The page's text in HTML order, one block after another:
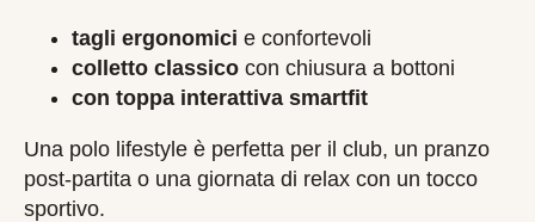
tagli ergonomici e confortevoli
colletto classico con chiusura a bottoni
con toppa interattiva smartfit
Una polo lifestyle è perfetta per il club, un pranzo
post-partita o una giornata di relax con un tocco
sportivo.